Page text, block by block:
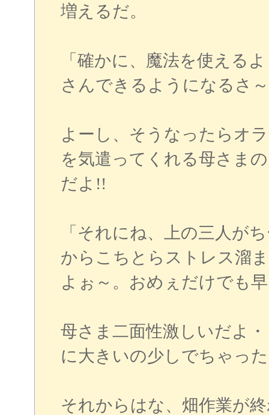
増えるだ。
「確かに、魔法を使える
さんできるようになるさ
よーし、そうなったらオ
を気遣ってくれる母さま
だよ!!
「それにね、上の三人が
からこちとらストレス溜
よぉ～。おめぇだけでも
母さま二面性激しいだよ
に大きいの少しでちゃっ
それからはな、畑作業が